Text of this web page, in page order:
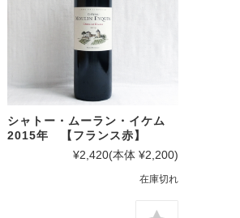
シャトー・ムーラン・イケム
2015年 【フランス赤】
¥2,420(本体 ¥2,200)
在庫切れ